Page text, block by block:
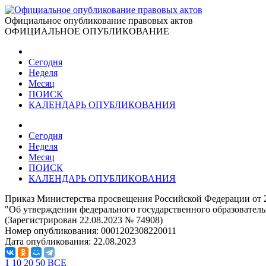
Официальное опубликование правовых актов
ОФИЦИАЛЬНОЕ ОПУБЛИКОВАНИЕ
Сегодня
Неделя
Месяц
ПОИСК
КАЛЕНДАРЬ ОПУБЛИКОВАНИЯ
Сегодня
Неделя
Месяц
ПОИСК
КАЛЕНДАРЬ ОПУБЛИКОВАНИЯ
Приказ Министерства просвещения Российской Федерации от
"Об утверждении федерального государственного
(Зарегистрирован 22.08.2023 № 74908)
Номер опубликования: 0001202308220011
Дата опубликования: 22.08.2023
1 10 20 50 ВСЕ